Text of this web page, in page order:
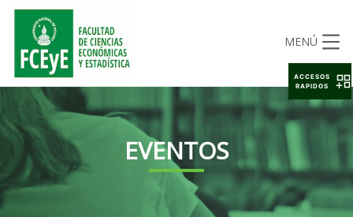
MENÚ
EVENTOS
ACCESOS
RAPIDOS